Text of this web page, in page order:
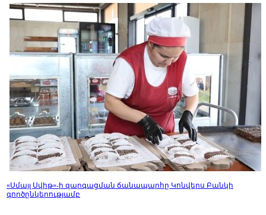
«Սմայլ Սվիթ»-ի զարգացման ճանապարհը Կոնվերս Բանկի
գործընկերությամբ